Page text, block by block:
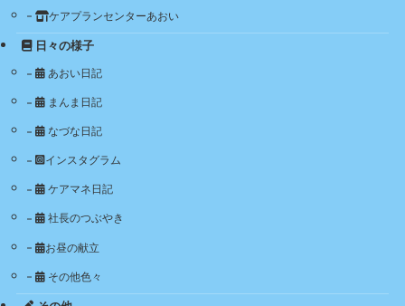
ケアプランセンターあおい
日々の様子
あおい日記
まんま日記
なづな日記
インスタグラム
ケアマネ日記
社長のつぶやき
お昼の献立
その他色々